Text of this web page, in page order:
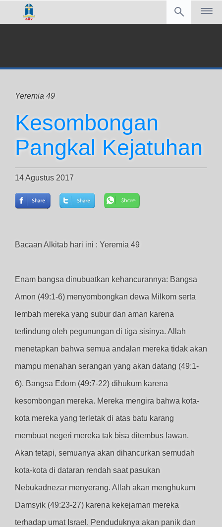
Yeremia 49
Kesombongan
Pangkal Kejatuhan
14 Agustus 2017
Bacaan Alkitab hari ini : Yeremia 49
Enam bangsa dinubuatkan kehancurannya: Bangsa
Amon (49:1-6) menyombongkan dewa Milkom serta
lembah mereka yang subur dan aman karena
terlindung oleh pegunungan di tiga sisinya. Allah
menetapkan bahwa semua andalan mereka tidak akan
mampu menahan serangan yang akan datang (49:1-
6). Bangsa Edom (49:7-22) dihukum karena
kesombongan mereka. Mereka mengira bahwa kota-
kota mereka yang terletak di atas batu karang
membuat negeri mereka tak bisa ditembus lawan.
Akan tetapi, semuanya akan dihancurkan semudah
kota-kota di dataran rendah saat pasukan
Nebukadnezar menyerang. Allah akan menghukum
Damsyik (49:23-27) karena kekejaman mereka
terhadap umat Israel. Penduduknya akan panik dan